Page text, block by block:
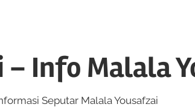
Info Malala
Seputar Malala Yousafzai